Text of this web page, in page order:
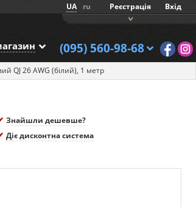
UA ru Реєстрація Вхід
(095) 560-98-68
QJ 26 AWG (білий), 1 метр
Знайшли дешевше?
Діє дисконтна система